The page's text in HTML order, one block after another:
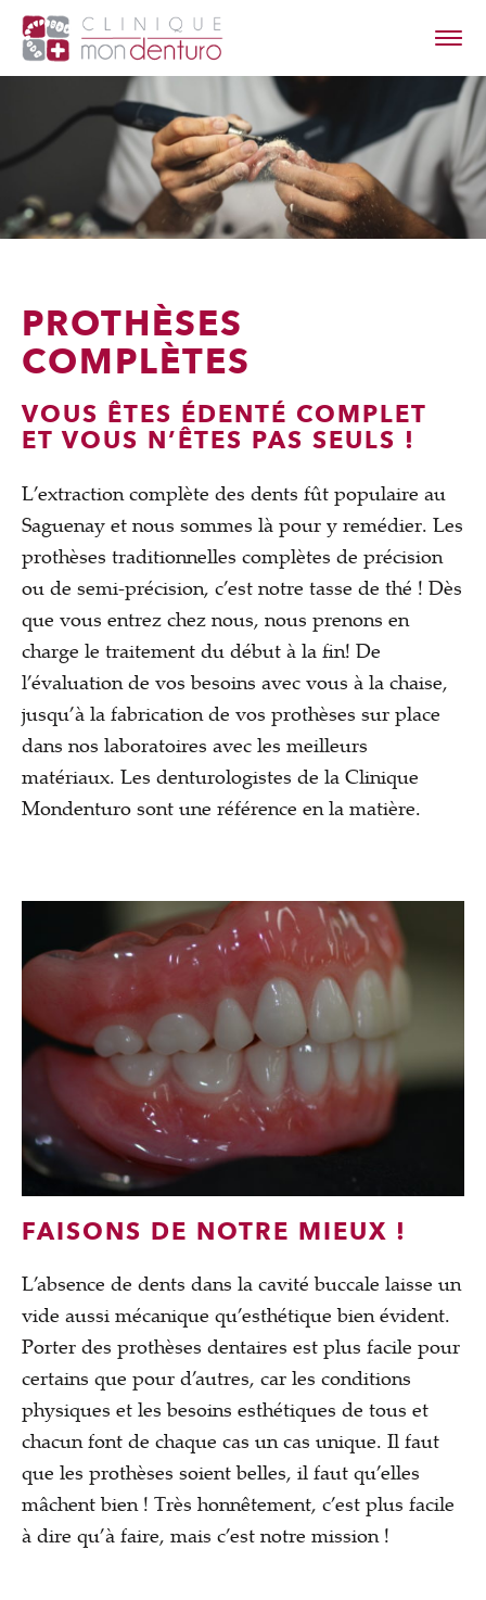
à propos
les denturos
PROTHÈSES
COMPLÈTES
VOUS ÊTES ÉDENTÉ COMPLET
ET VOUS N’ÊTES PAS SEULS !
L’extraction complète des dents fût populaire au
Saguenay et nous sommes là pour y remédier. Les
prothèses traditionnelles complètes de précision
ou de semi-précision, c’est notre tasse de thé ! Dès
que vous entrez chez nous, nous prenons en
charge le traitement du début à la fin! De
l’évaluation de vos besoins avec vous à la chaise,
jusqu’à la fabrication de vos prothèses sur place
dans nos laboratoires avec les meilleurs
matériaux. Les denturologistes de la Clinique
Mondenturo sont une référence en la matière.
FAISONS DE NOTRE MIEUX !
L’absence de dents dans la cavité buccale laisse un
vide aussi mécanique qu’esthétique bien évident.
Porter des prothèses dentaires est plus facile pour
certains que pour d’autres, car les conditions
physiques et les besoins esthétiques de tous et
chacun font de chaque cas un cas unique. Il faut
que les prothèses soient belles, il faut qu’elles
mâchent bien ! Très honnêtement, c’est plus facile
à dire qu’à faire, mais c’est notre mission !